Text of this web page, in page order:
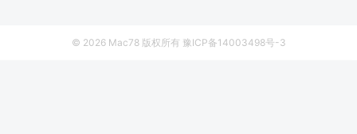
© 2026 Mac78版权所有 豫ICP备14003498号-3